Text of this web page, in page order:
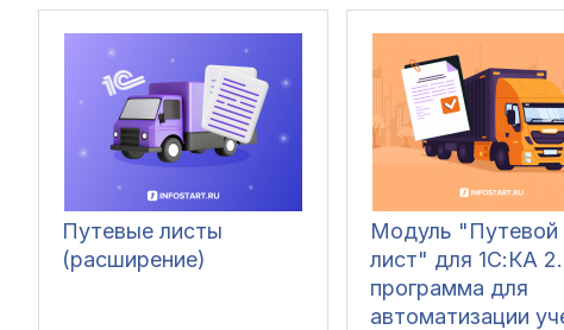
Путевые листы
(расширение)
Модуль "Путевой
лист" для 1С:КА
программа для
автоматизации